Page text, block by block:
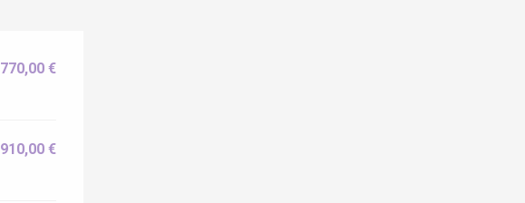
770,00 €
910,00 €